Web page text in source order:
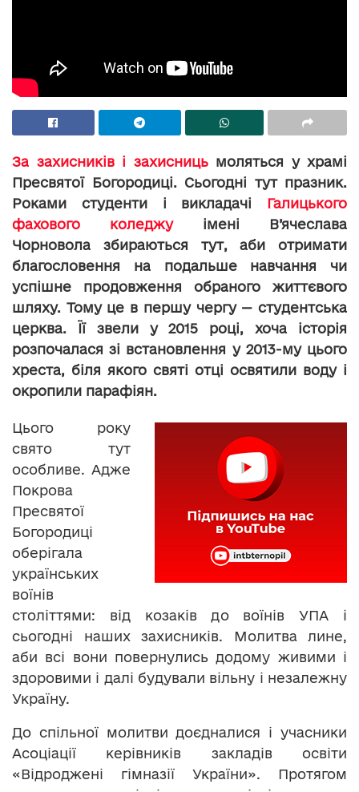
За захисників і захисницьмоляться у храмі
Пресвятої Богородиці. Сьогодні тут празник.
Роками студенти і викладачі Галицького
фахового коледжуімені В’ячеслава
Чорновола збираються тут, аби отримати
благословення на подальше навчання чи
успішне продовження обраного життєвого
шляху. Тому це в першу чергу — студентська
церква. Її звели у 2015 році, хоча історія
розпочалася зі встановлення у 2013-му цього
хреста, біля якого святі отці освятили воду і
окропили парафіян.
Цього року
свято тут
особливе. Адже
Покрова
Пресвятої
Богородиці
оберігала
українських
воїнів
століттями: від козаків до воїнів УПА і
сьогодні наших захисників. Молитва лине,
аби всі вони повернулись додому живими і
здоровими і далі будували вільну і незалежну
Україну.
До спільної молитви доєдналися і учасники
Асоціації керівників закладів освіти
«Відроджені гімназії України». Протягом